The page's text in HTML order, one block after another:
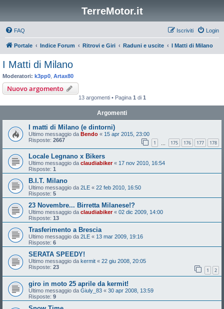
TerreMotor.it
FAQ Login
Iscriviti
Portale Indice Forum Ritrovi e Giri Raduni e uscite I Matti di Milano
I Matti di Milano
Moderatori: k3pp0 Artax80
Nuovo argomento
13 argomenti • Pagina 1 di 1
Argomenti
I matti di Milano (e dintorni)
Ultimo messaggio da Bendo « 15 apr 2015, 23:00
Risposte: 2667 1 175 176 177 178
Locale Legnano x Bikers
Ultimo messaggio da claudiabiker« 17 nov 2010, 16:54
Risposte: 1
B.I.T. Milano
Ultimo messaggio da 2LE « 22 feb 2010, 16:50
Risposte: 5
23 Novembre... Birretta Milanese!?
Ultimo messaggio da claudiabiker« 02 dic 2009, 14:00
Risposte: 13
Trasferimento a Brescia
Ultimo messaggio da 2LE « 13 mar 2009, 19:16
Risposte: 6
SERATA SPEEDY!
Ultimo messaggio da kermit « 22 giu 2008, 20:05
Risposte: 23 1 2
giro in moto 25 aprile da kermit!
Ultimo messaggio da Giuly_83 « 30 apr 2008, 13:59
Risposte: 9